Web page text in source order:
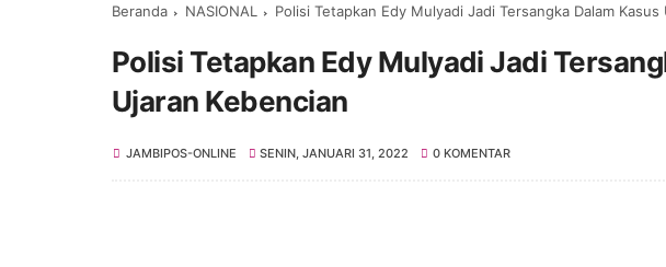
Beranda NASIONAL Polisi Tetapkan Edy Mulyadi Jadi Tersangka Dalam Kasus
Polisi Tetapkan Edy Mulyadi Jadi
Ujaran Kebencian
JAMBIPOS-ONLINE SENIN, JANUARI 31, 2022 0 KOMENTAR